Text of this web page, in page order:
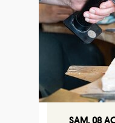
SAM. 08